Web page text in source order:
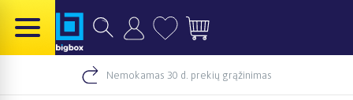
Nemokamas 30 d. prekių grąžinimas